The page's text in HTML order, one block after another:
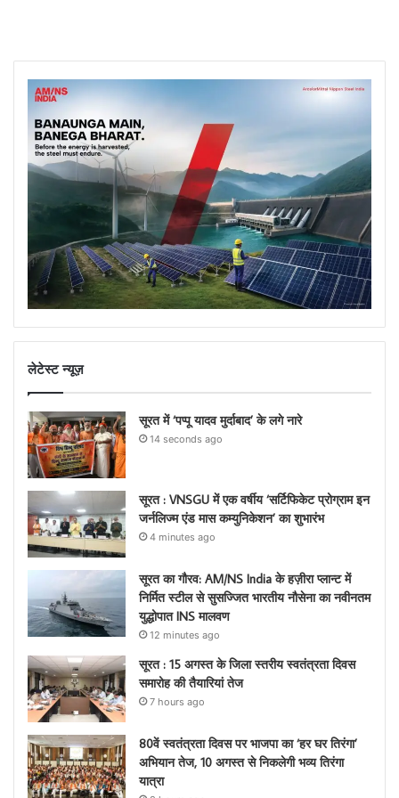
लेटेस्ट न्यूज़
सूरत में ‘पप्पू यादव मुर्दाबाद’ के लगे नारे
14 seconds ago
सूरत : VNSGU में एक वर्षीय ‘सर्टिफिकेट प्रोग्राम इन
जर्नलिज्म एंड मास कम्युनिकेशन’ का शुभारंभ
4 minutes ago
सूरत का गौरव: AM/NS India के हज़ीरा प्लान्ट में
निर्मित स्टील से सुसज्जित भारतीय नौसेना का नवीनतम
युद्धोपात INS मालवण
12 minutes ago
सूरत : 15 अगस्त के जिला स्तरीय स्वतंत्रता दिवस
समारोह की तैयारियां तेज
7 hours ago
80वें स्वतंत्रता दिवस पर भाजपा का ‘हर घर तिरंगा’
अभियान तेज, 10 अगस्त से निकलेगी भव्य तिरंगा
यात्रा